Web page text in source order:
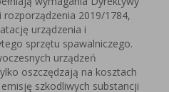
2019/1784,
urządzenia i
sprzętu spawalniczego.
urządzeń
oszczędzają na kosztach
szkodliwych substancji